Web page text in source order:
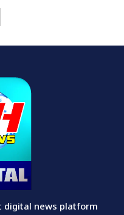
digital news platform